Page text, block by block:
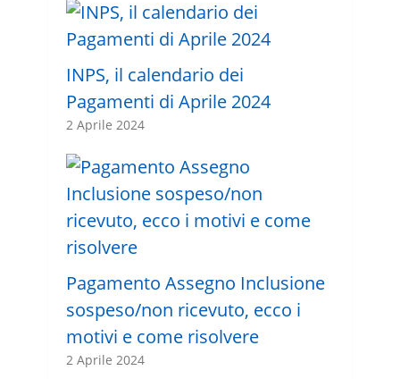
INPS, il calendario dei
Pagamenti di Aprile 2024
2 Aprile 2024
Pagamento Assegno Inclusione
sospeso/non ricevuto, ecco i
motivi e come risolvere
2 Aprile 2024